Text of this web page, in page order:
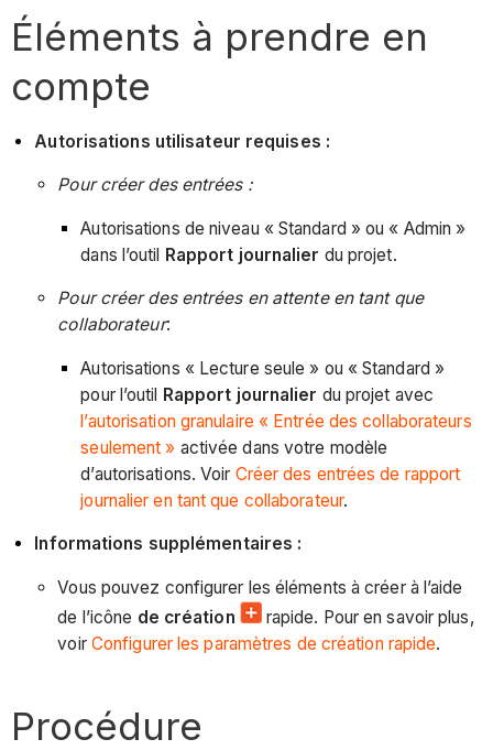
Éléments à prendre en
compte
Autorisations utilisateur requises :
Pour créer des entrées :
Autorisations de niveau « Standard » ou « Admin »
dans l’outil Rapport journalier du projet.
Pour créer des entrées en attente en tant que
collaborateur:
Autorisations « Lecture seule » ou « Standard »
pour l’outil Rapport journalier du projet avec
l’autorisation granulaire « Entrée des collaborateurs
seulement » activée dans votre modèle
d’autorisations. Voir Créer des entrées de rapport
journalier en tant que collaborateur.
Informations supplémentaires :
Vous pouvez configurer les éléments à créer à l’aide
de l’icône de création
rapide. Pour en savoir plus,
voir Configurer les paramètres de création rapide.
Procédure